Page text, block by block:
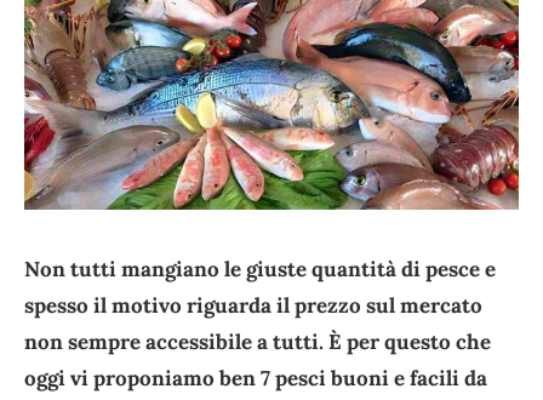
Non tutti mangiano le giuste quantità di pesce e
spesso il motivo riguarda il prezzo sul mercato
non sempre accessibile a tutti. È per questo che
oggi vi proponiamo ben 7 pesci buoni e facili da